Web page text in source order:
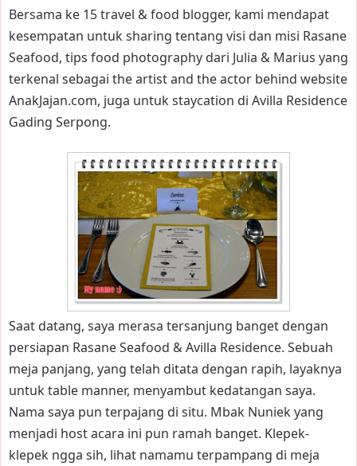
Bersama ke 15 travel & food blogger, kami mendapat
kesempatan untuk sharing tentang visi dan misi Rasane
Seafood, tips food photography dari Julia & Marius yang
terkenal sebagai the artist and the actor behind website
AnakJajan.com, juga untuk staycation di Avilla Residence
Gading Serpong.
Saat datang, saya merasa tersanjung banget dengan
persiapan Rasane Seafood & Avilla Residence. Sebuah
meja panjang, yang telah ditata dengan rapih, layaknya
untuk table manner, menyambut kedatangan saya.
Nama saya pun terpajang di situ. Mbak Nuniek yang
menjadi host acara ini pun ramah banget. Klepek-
klepek ngga sih, lihat namamu terpampang di meja